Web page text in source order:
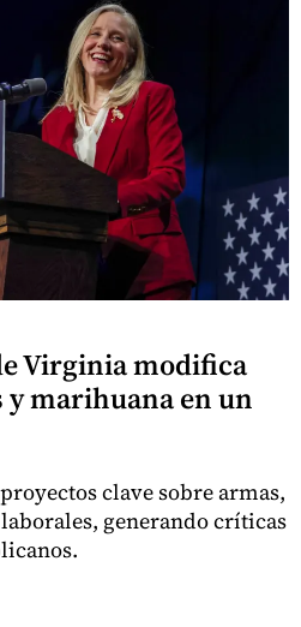
Virginia modifica
marihuana en un
clave sobre armas,
generando críticas